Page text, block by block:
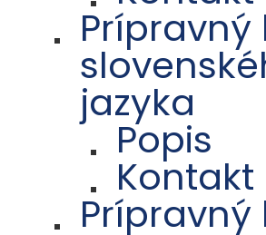
Prípravný
jazyka
Popis
Kontakt
Prípravný